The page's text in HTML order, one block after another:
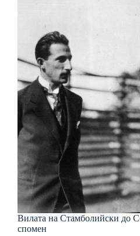
Вилата на Стамболийски до
спомен